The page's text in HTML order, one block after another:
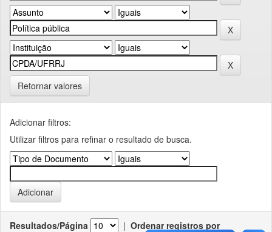
Retornar valores
Adicionar filtros:
Utilizar filtros para refinar o resultado de busca.
Resultados/Página | Ordenar registros por